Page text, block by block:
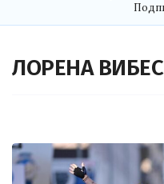
ЛОРЕНА ВИБЕС